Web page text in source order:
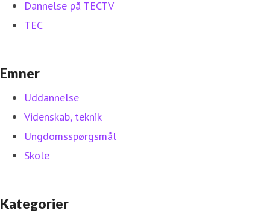
Dannelse på TECTV
TEC
Emner
Uddannelse
Videnskab, teknik
Ungdomsspørgsmål
Skole
Kategorier